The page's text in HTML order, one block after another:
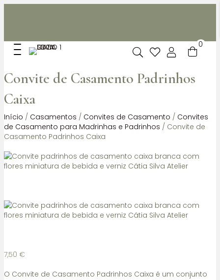
0
Convite de Casamento Padrinhos
Caixa
Início / Casamentos / Convites de Casamento / Convites
de Casamento para Madrinhas e Padrinhos / Convite de
Casamento Padrinhos Caixa
7,50 €
O Convite de Casamento Padrinhos Caixa é um conjunto